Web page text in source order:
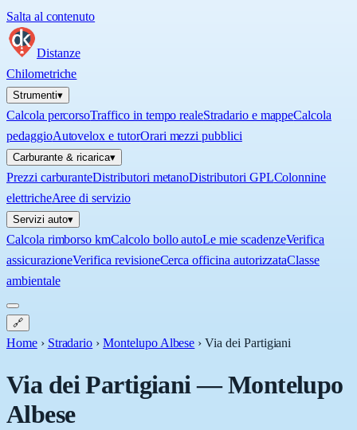
Salta al contenuto
Distanze
Chilometriche
Strumenti▾
Calcola percorsoTraffico in tempo realeStradario e mappeCalcola
pedaggioAutovelox e tutorOrari mezzi pubblici
Carburante & ricarica▾
Prezzi carburanteDistributori metanoDistributori GPLColonnine
elettricheAree di servizio
Servizi auto▾
Calcola rimborso kmCalcolo bollo autoLe mie scadenzeVerifica
assicurazioneVerifica revisioneCerca officina autorizzataClasse
ambientale
🔗
Home › Stradario › Montelupo Albese ›Via dei Partigiani
Via dei Partigiani—Montelupo
Albese